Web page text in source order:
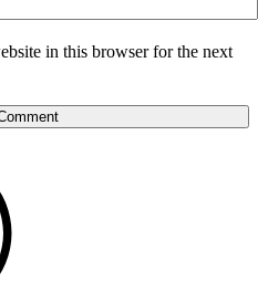
in this browser for the next